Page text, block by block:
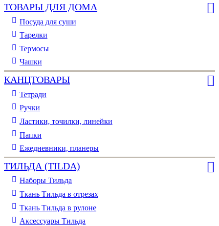
ТОВАРЫ ДЛЯ ДОМА
Посуда для суши
Тарелки
Термосы
Чашки
КАНЦТОВАРЫ
Тетради
Ручки
Ластики, точилки, линейки
Папки
Ежедневники, планеры
ТИЛЬДА (TILDA)
Наборы Тильда
Ткань Тильда в отрезах
Ткань Тильда в рулоне
Аксессуары Тильда